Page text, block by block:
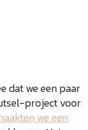
dat we een paar
project voor
we een